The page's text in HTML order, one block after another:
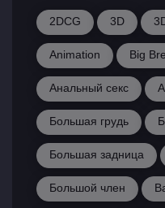
2DCG 3D
Animation Big
Анальный секс
Большая грудь
Большая задница
Большой член